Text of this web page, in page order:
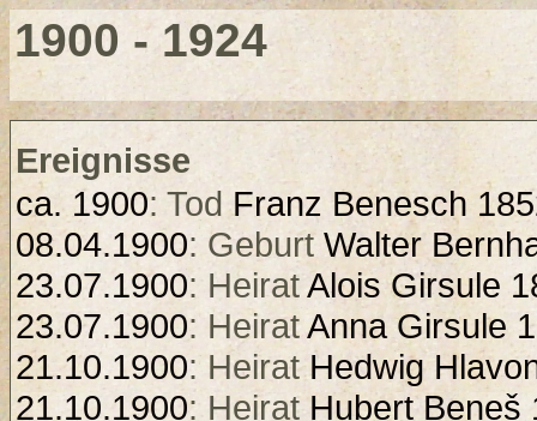
1900 - 1924
Ereignisse
ca. 1900: TodFranz Benesch
08.04.1900: Geburt Walter
23.07.1900: HeiratAlois Girsule
23.07.1900: HeiratAnna Girsule
21.10.1900: HeiratHedwig
21.10.1900: HeiratHubert Beneš